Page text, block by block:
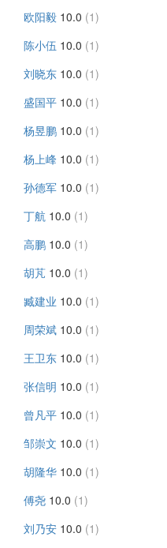
欧阳毅 10.0 (1)
陈小伍 10.0 (1)
刘晓东 10.0 (1)
盛国平 10.0 (1)
杨昱鹏 10.0 (1)
杨上峰 10.0 (1)
孙德军 10.0 (1)
丁航 10.0 (1)
高鹏 10.0 (1)
胡芃 10.0 (1)
臧建业 10.0 (1)
周荣斌 10.0 (1)
王卫东 10.0 (1)
张信明 10.0 (1)
曾凡平 10.0 (1)
邹崇文 10.0 (1)
胡隆华 10.0 (1)
傅尧 10.0 (1)
刘乃安 10.0 (1)